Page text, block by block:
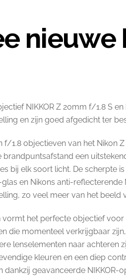
nieuwe
NIKKOR Z 20mm f/1.8 S
en zijn goed afgedicht ter
1.8 objectieven van het Nikon
een
elk soort licht. De scherpte
en Nikons anti-
zo veel meer van het beeld
vormt het perfecte objectief voor
die momenteel verkrijgbaar
lenselementen naar achteren
kleuren en een diep
geavanceerde NIKKOR-